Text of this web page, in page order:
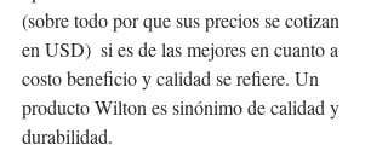
(sobre todo por que sus precios se cotizan
en USD)  si es de las mejores en cuanto a
costo beneficio y calidad se refiere. Un
producto Wilton es sinónimo de calidad y
durabilidad.